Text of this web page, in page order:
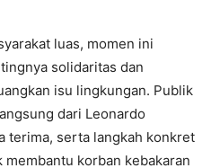
luas, momen ini
solidaritas dan
isu lingkungan. Publik
dari Leonardo
terima, serta langkah konkret
korban kebakaran